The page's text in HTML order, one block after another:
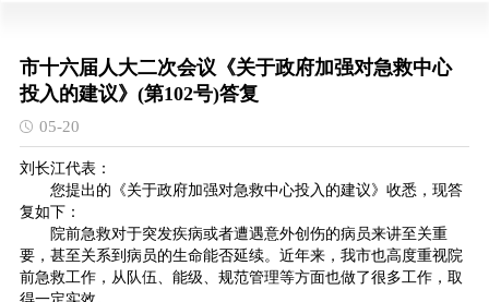
市十六届人大二次会议《关于政府加强对急救中心
投入的建议》(第102号)答复
05-20
刘长江代表：
您提出的《关于政府加强对急救中心投入的建议》收悉，现答
复如下：
院前急救对于突发疾病或者遭遇意外创伤的病员来讲至关重
要，甚至关系到病员的生命能否延续。近年来，我市也高度重视院
前急救工作，从队伍、能级、规范管理等方面也做了很多工作，取